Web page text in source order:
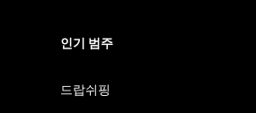
인기 범주
드랍쉬핑